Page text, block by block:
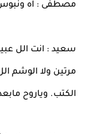
مصطفى : اه ونبوس
سعيد : انت الل
مرتين ولا الوشم
الكتب. وياروح